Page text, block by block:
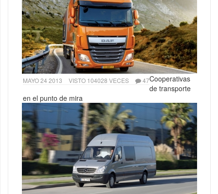
MAYO 24 2013 VISTO 104028 VECES 47Cooperativas
de transporte
en el punto de mira